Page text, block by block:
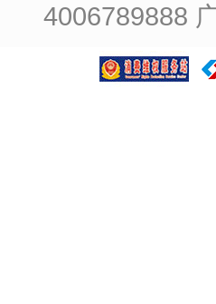
4006789888